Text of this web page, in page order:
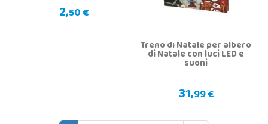
2,50 €
Treno di Natale per albero
di Natale con luci LED e
suoni
31,99 €